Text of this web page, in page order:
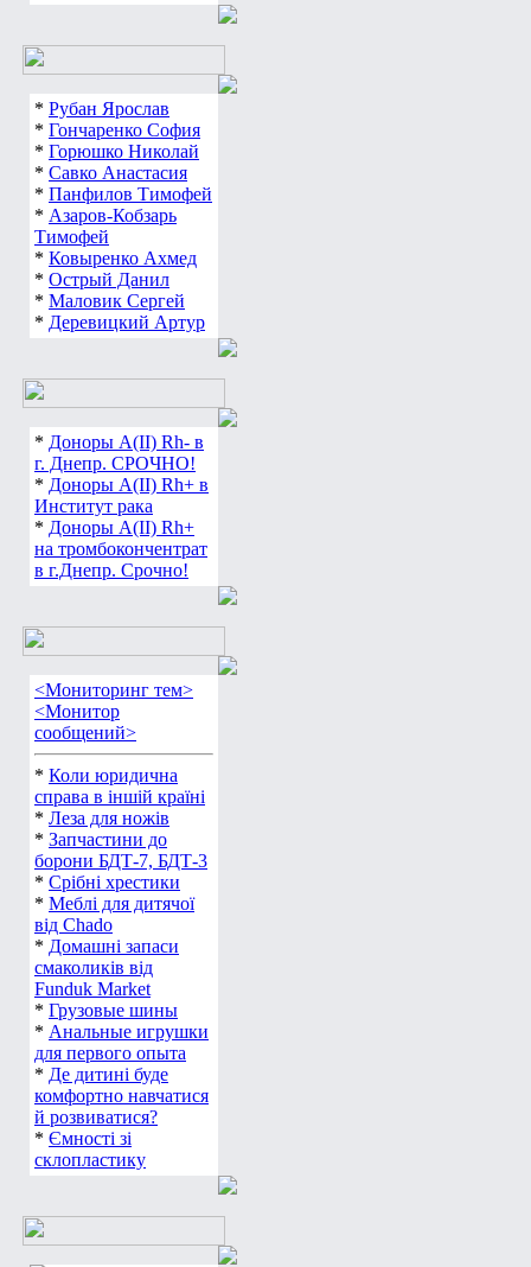
* Рубан Ярослав
* Гончаренко София
* Горюшко Николай
* Савко Анастасия
* Панфилов Тимофей
* Азаров-Кобзарь
Тимофей
* Ковыренко Ахмед
* Острый Данил
* Маловик Сергей
* Деревицкий Артур
* Доноры А(ІІ) Rh- в
г. Днепр. СРОЧНО!
* Доноры А(ІІ) Rh+ в
Институт рака
* Доноры А(ІІ) Rh+
на тромбокончентрат
в г.Днепр. Срочно!
<Мониторинг тем>
<Монитор
сообщений>
* Коли юридична
справа в іншій країні
* Леза для ножів
* Запчастини до
борони БДТ-7, БДТ-3
* Срібні хрестики
* Меблі для дитячої
від Chado
* Домашні запаси
смаколиків від
Funduk Market
* Грузовые шины
* Анальные игрушки
для первого опыта
* Де дитині буде
комфортно навчатися
й розвиватися?
* Ємності зі
склопластику